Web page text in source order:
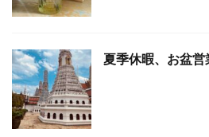
夏季休暇、お盆営